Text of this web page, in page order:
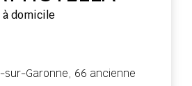
domicile
sur-Garonne, 66 ancienne